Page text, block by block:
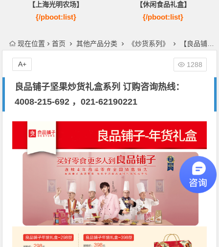
【上海光明农场】
{/pboot:list}
【休闲食品礼盒】
{/pboot:list}
现在位置 首页 其他产品分类 《炒货系列》 【良品铺子】炒货礼盒
良品铺子坚果炒货礼盒系列 订购咨询热线：
4008-215-692 ，021-62190221
1288
A+